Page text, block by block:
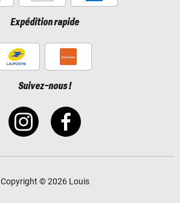
Expédition rapide
Suivez-nous !
Copyright © 2026 Louis